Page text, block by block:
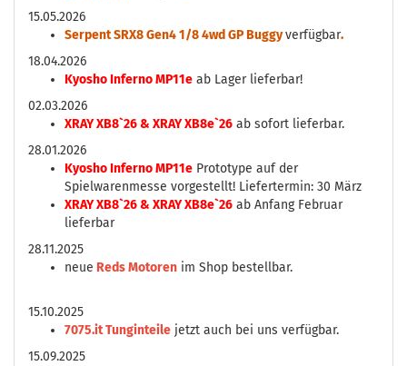
15.05.2026
Serpent SRX8 Gen4 1/8 4wd GP Buggyverfügbar.
18.04.2026
Kyosho Inferno MP11e ab Lager lieferbar!
02.03.2026
XRAY XB8`26 & XRAY XB8e`26 ab sofort lieferbar.
28.01.2026
Kyosho Inferno MP11e Prototype auf der
Spielwarenmesse vorgestellt! Liefertermin: 30 März
XRAY XB8`26 & XRAY XB8e`26 ab Anfang Februar
lieferbar
28.11.2025
neue Reds Motoren im Shop bestellbar.
15.10.2025
7075.it Tunginteile jetzt auch bei uns verfügbar.
15.09.2025